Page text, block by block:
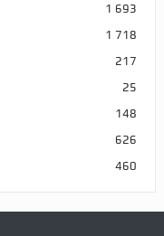
1 693
1 718
217
25
148
626
460